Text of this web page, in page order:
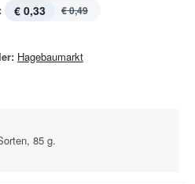
€ 0,33 € 0,49
Hagebaumarkt
85 g.